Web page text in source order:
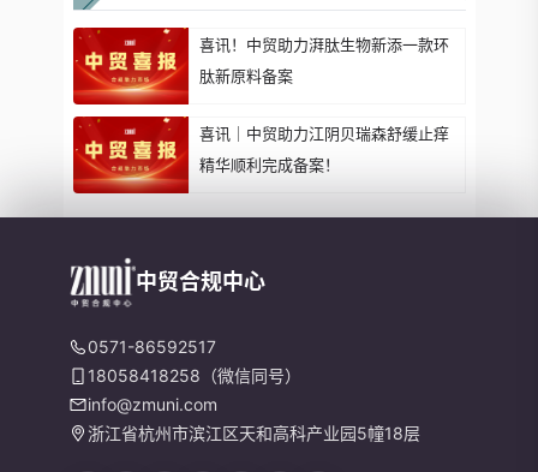
喜讯！中贸助力湃肽生物新添一款环
肽新原料备案
喜讯｜中贸助力江阴贝瑞森舒缓止痒
精华顺利完成备案！
中贸合规中心
0571-86592517
18058418258（微信同号）
info@zmuni.com
浙江省杭州市滨江区天和高科产业园5幢18层